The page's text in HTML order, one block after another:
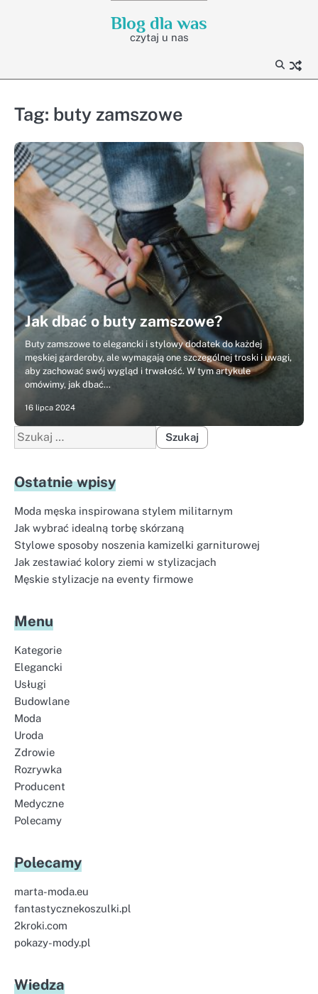
Blog dla was
czytaj u nas
Tag: buty zamszowe
Jak dbać o buty zamszowe?
Buty zamszowe to elegancki i stylowy dodatek do każdej
męskiej garderoby, ale wymagają one szczególnej troski i uwagi,
aby zachować swój wygląd i trwałość. W tym artykule
omówimy, jak dbać…
16 lipca 2024
Szukaj:
Ostatnie wpisy
Moda męska inspirowana stylem militarnym
Jak wybrać idealną torbę skórzaną
Stylowe sposoby noszenia kamizelki garniturowej
Jak zestawiać kolory ziemi w stylizacjach
Męskie stylizacje na eventy firmowe
Menu
Kategorie
Elegancki
Usługi
Budowlane
Moda
Uroda
Zdrowie
Rozrywka
Producent
Medyczne
Polecamy
Polecamy
marta-moda.eu
fantastycznekoszulki.pl
2kroki.com
pokazy-mody.pl
Wiedza